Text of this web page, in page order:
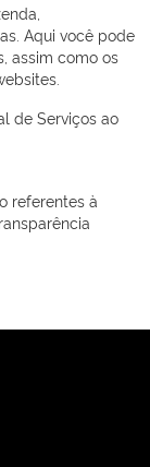
Aqui você pode
assim como os
de Serviços ao
referentes à